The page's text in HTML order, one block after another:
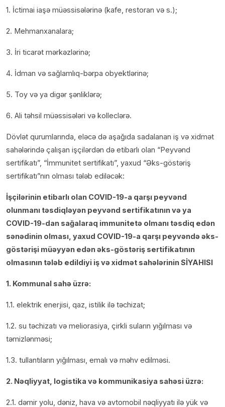
1. İctimai iaşə müəssisələrinə (kafe, restoran və s.);
2. Mehmanxanalara;
3. İri ticarət mərkəzlərinə;
4. İdman və sağlamlıq-bərpa obyektlərinə;
5. Toy və ya digər şənliklərə;
6. Ali təhsil müəssisələri və kolleclərə.
Dövlət qurumlarında, eləcə də aşağıda sadalanan iş və xidmət
sahələrində çalışan işçilərdən də etibarlı olan “Peyvənd
sertifikatı”, “İmmunitet sertifikatı”, yaxud “Əks-göstəriş
sertifikatı”nın olması tələb ediləcək:
İşçilərinin etibarlı olan COVID-19-a qarşı peyvənd
olunmanı təsdiqləyən peyvənd sertifikatının və ya
COVID-19-dan sağalaraq immunitetə olmanı təsdiq edən
sənədinin olması, yaxud COVID-19-a qarşı peyvəndə əks-
göstərişi müəyyən edən əks-göstəriş sertifikatının
olmasının tələb edildiyi iş və xidmət sahələrinin SİYAHISI
1. Kommunal sahə üzrə:
1.1. elektrik enerjisi, qaz, istilik ilə təchizat;
1.2. su təchizatı və meliorasiya, çirkli suların yığılması və
təmizlənməsi;
1.3. tullantıların yığılması, emalı və məhv edilməsi.
2. Nəqliyyat, logistika və kommunikasiya sahəsi üzrə:
2.1. dəmir yolu, dəniz, hava və avtomobil nəqliyyatı ilə yük və